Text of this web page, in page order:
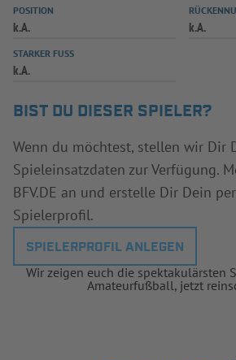
POSITION
k.A. k.A.
STARKER FUSS
k.A.
BIST DU DIESER SPIELER?
Wenn du möchtest, stellen wir Dir
Spieleinsatzdaten zur Verfügung.
BFV.DE an und erstelle Dir Dein
Spielerprofil.
SPIELERPROFIL ANLEGEN
Wir zeigen euch die spektakulärsten
Amateurfußball, jetzt